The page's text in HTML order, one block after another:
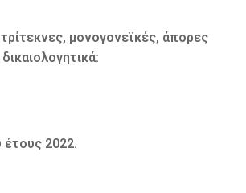
μονογονεϊκές, άπορες
έτους 2022.